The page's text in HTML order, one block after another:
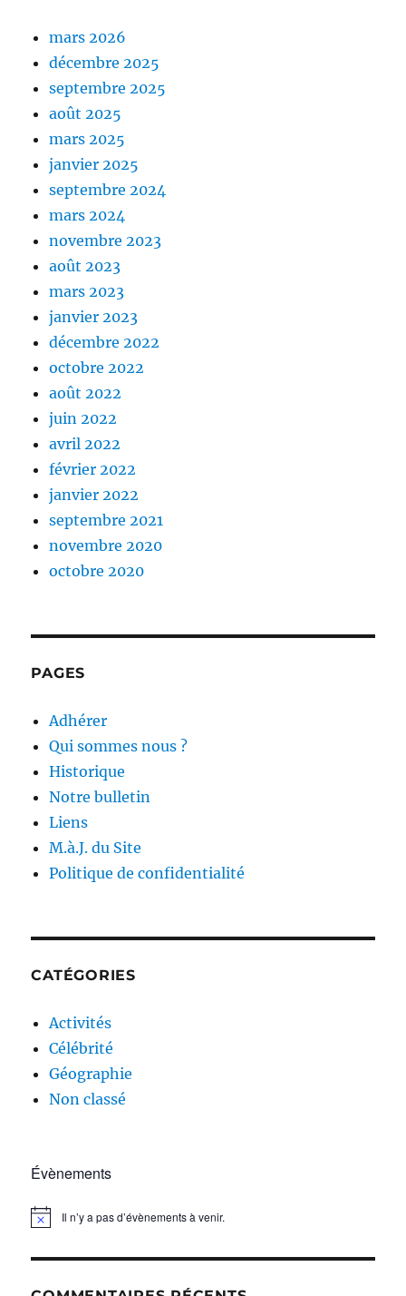
mars 2026
décembre 2025
septembre 2025
août 2025
mars 2025
janvier 2025
septembre 2024
mars 2024
novembre 2023
août 2023
mars 2023
janvier 2023
décembre 2022
octobre 2022
août 2022
juin 2022
avril 2022
février 2022
janvier 2022
septembre 2021
novembre 2020
octobre 2020
PAGES
Adhérer
Qui sommes nous ?
Historique
Notre bulletin
Liens
M.à.J. du Site
Politique de confidentialité
CATÉGORIES
Activités
Célébrité
Géographie
Non classé
Évènements
N
Il n’y a pas d’évènements à venir.